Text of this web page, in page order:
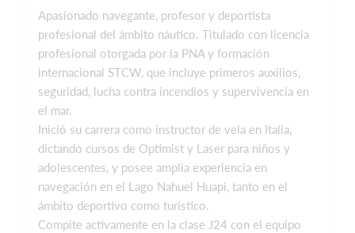
Apasionado navegante, profesor y deportista
profesional del ámbito náutico. Titulado con licencia
profesional otorgada por la PNA y formación
internacional STCW, que incluye primeros auxilios,
seguridad, lucha contra incendios y supervivencia en
el mar.
Inició su carrera como instructor de vela en Italia,
dictando cursos de Optimist y Laser para niños y
adolescentes, y posee amplia experiencia en
navegación en el Lago Nahuel Huapi, tanto en el
ámbito deportivo como turístico.
Compite activamente en la clase J24 con el equipo